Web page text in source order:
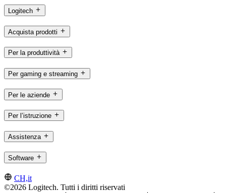
Logitech
Acquista prodotti
Per la produttività
Per gaming e streaming
Per le aziende
Per l’istruzione
Assistenza
Software
CH,it
©2026 Logitech. Tutti i diritti riservati